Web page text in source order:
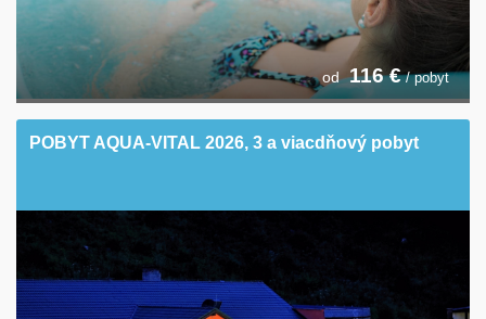
od 116€ / pobyt
POBYT AQUA-VITAL 2026, 3 a viacdňový pobyt